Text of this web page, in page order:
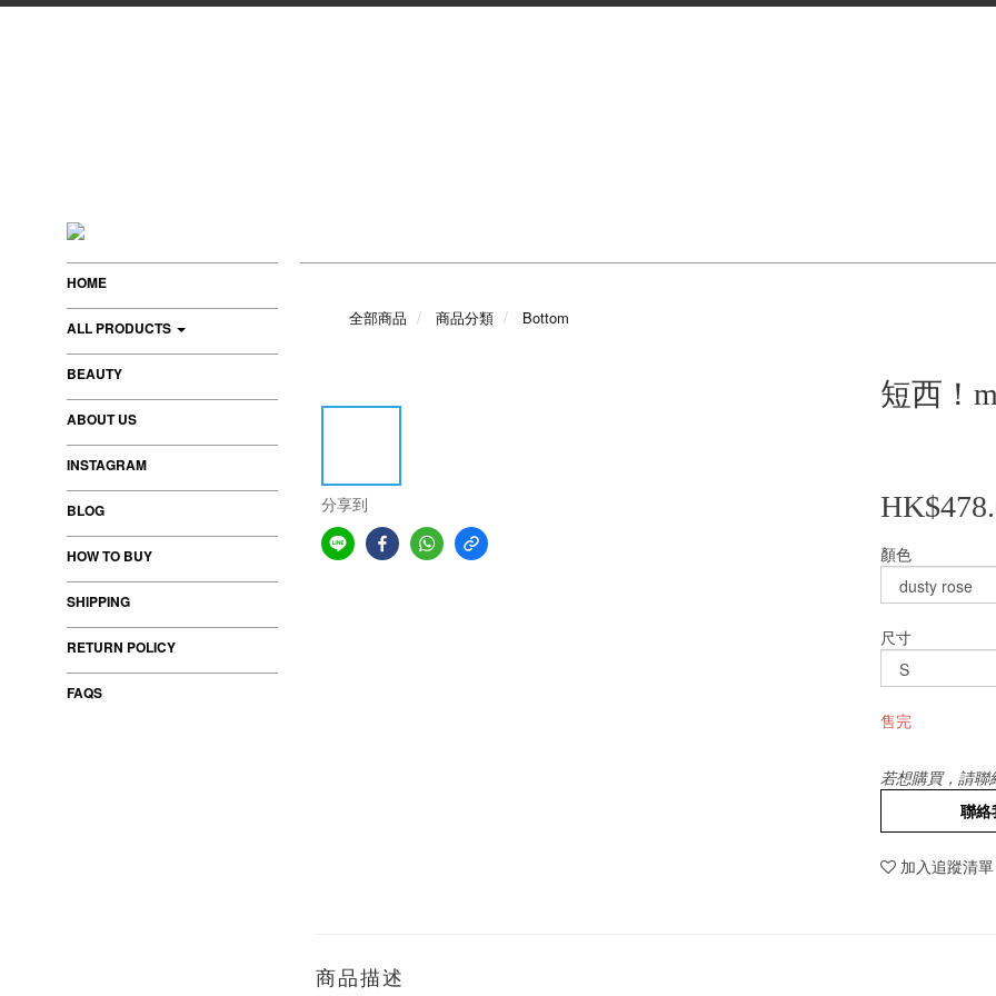
HOME
ALL PRODUCTS
BEAUTY
ABOUT US
INSTAGRAM
BLOG
HOW TO BUY
SHIPPING
RETURN POLICY
FAQS
全部商品 商品分類 Bottom
分享到
短西！
顏色
尺寸
售完
若想購買，請聯
聯絡
加入追蹤清單
商品描述